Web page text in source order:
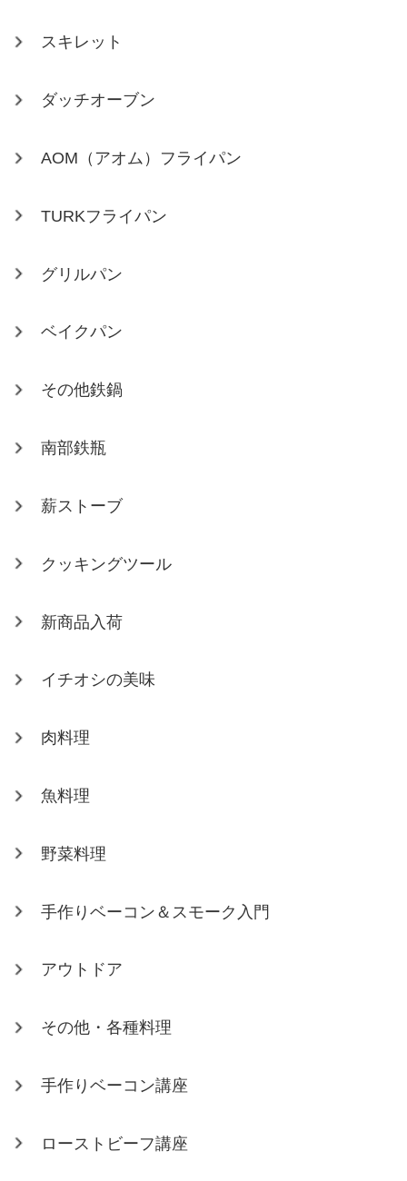
スキレット
ダッチオーブン
AOM（アオム）フライパン
TURKフライパン
グリルパン
ベイクパン
その他鉄鍋
南部鉄瓶
薪ストーブ
クッキングツール
新商品入荷
イチオシの美味
肉料理
魚料理
野菜料理
手作りベーコン＆スモーク入門
アウトドア
その他・各種料理
手作りベーコン講座
ローストビーフ講座